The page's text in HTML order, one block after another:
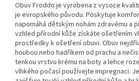
Obuv Froddo je vyrobena z vysoce
je evropského původu. Poskytuje
napomáhá dětským nohám zdravému a
vzhled přírodní kůže získáte ošetřením
prostředky k ošetření obuvi. Obuv
houbou nebo hadříkem od prachu a
tenkou vrstvu krému na boty a lehce
vlhkého počasí používejte impregnaci.